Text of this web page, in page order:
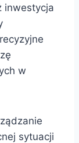
inwestycja
w
sytuacji